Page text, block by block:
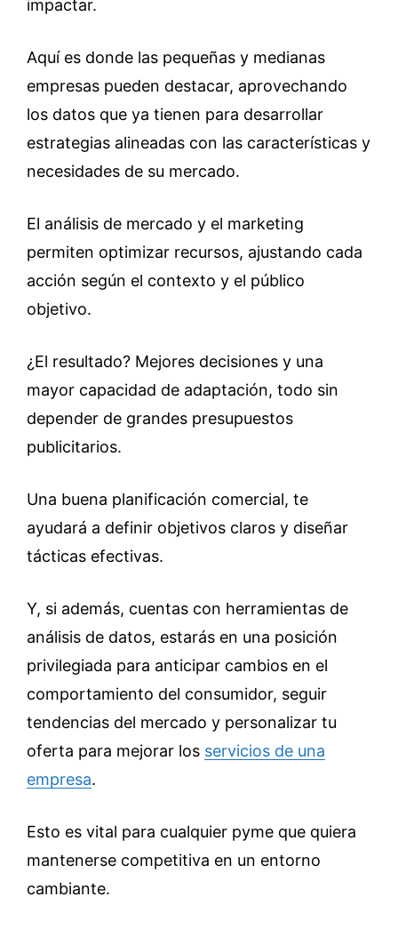
impactar.
Aquí es donde las pequeñas y medianas
empresas pueden destacar, aprovechando
los datos que ya tienen para desarrollar
estrategias alineadas con las características y
necesidades de su mercado.
El análisis de mercado y el marketing
permiten optimizar recursos, ajustando cada
acción según el contexto y el público
objetivo.
¿El resultado? Mejores decisiones y una
mayor capacidad de adaptación, todo sin
depender de grandes presupuestos
publicitarios.
Una buena planificación comercial, te
ayudará a definir objetivos claros y diseñar
tácticas efectivas.
Y, si además, cuentas con herramientas de
análisis de datos, estarás en una posición
privilegiada para anticipar cambios en el
comportamiento del consumidor, seguir
tendencias del mercado y personalizar tu
oferta para mejorar los servicios de una
empresa.
Esto es vital para cualquier pyme que quiera
mantenerse competitiva en un entorno
cambiante.